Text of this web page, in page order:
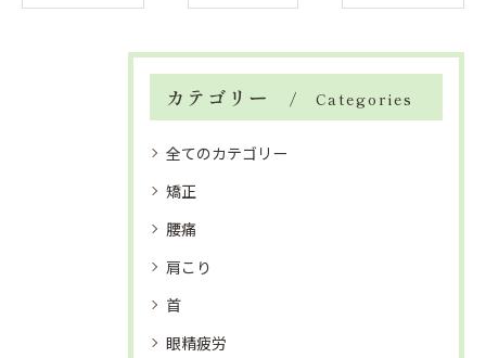
カテゴリー Categories
全てのカテゴリー
矯正
腰痛
肩こり
首
眼精疲労